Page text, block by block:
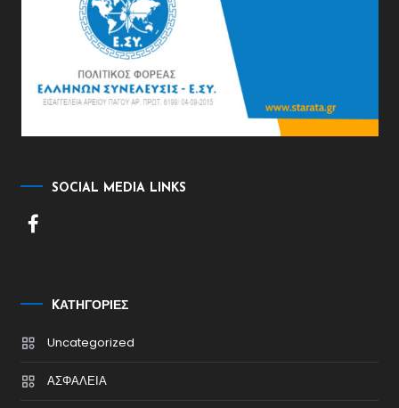
SOCIAL MEDIA LINKS
KΑΤΗΓΟΡΊΕΣ
Uncategorized
ΑΣΦΑΛΕΙΑ